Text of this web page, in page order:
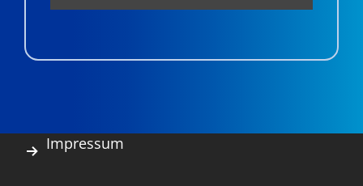
Impressum